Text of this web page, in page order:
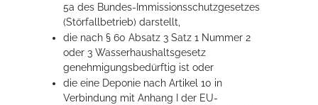
5a des Bundes-Immissionsschutzgesetzes
(Störfallbetrieb) darstellt,
die nach § 60 Absatz 3 Satz 1 Nummer 2
oder 3 Wasserhaushaltsgesetz
genehmigungsbedürftig ist oder
die eine Deponie nach Artikel 10 in
Verbindung mit Anhang I der EU-